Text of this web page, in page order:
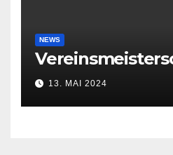
NEWS
13. MAI 2024